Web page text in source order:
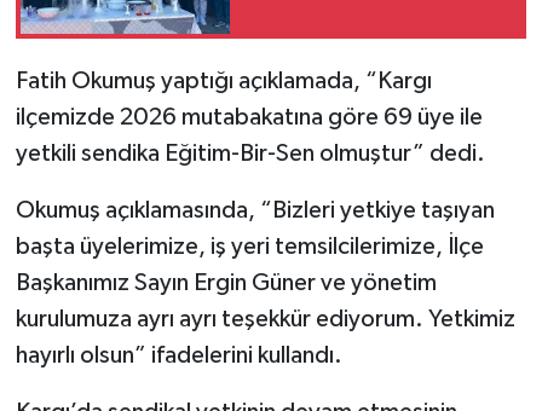
Fatih Okumuş yaptığı açıklamada, “Kargı
ilçemizde 2026 mutabakatına göre 69 üye ile
yetkili sendika Eğitim-Bir-Sen olmuştur” dedi.
Okumuş açıklamasında, “Bizleri yetkiye taşıyan
başta üyelerimize, iş yeri temsilcilerimize, İlçe
Başkanımız Sayın Ergin Güner ve yönetim
kurulumuza ayrı ayrı teşekkür ediyorum. Yetkimiz
hayırlı olsun” ifadelerini kullandı.